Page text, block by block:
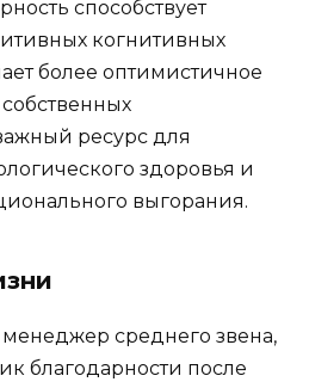
способствует
когнитивных
более оптимистичное
ресурс для
здоровья и
выгорания.
среднего звена,
благодарности после